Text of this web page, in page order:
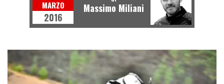
MARZO
2016
Massimo Miliani